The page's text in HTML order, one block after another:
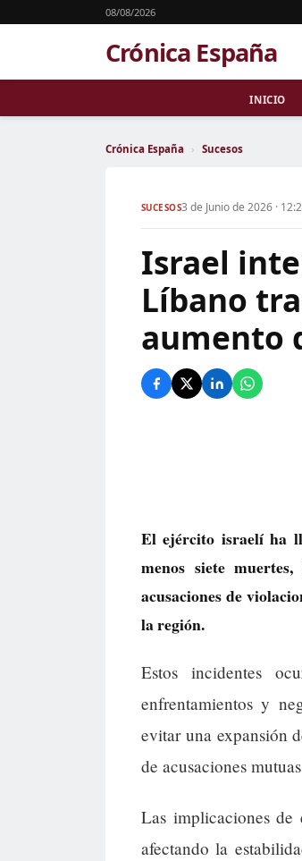
08/08/2026
Crónica España
INICIO
Crónica España › Sucesos
SUCESOS3 de Junio de 2026 ·
Israel
Líbano
aumento
El ejército israelí ha
menos siete
acusaciones de
la región.
Estos incidentes
enfrentamientos y
evitar una expansión
de acusaciones
Las implicaciones de
afectando la